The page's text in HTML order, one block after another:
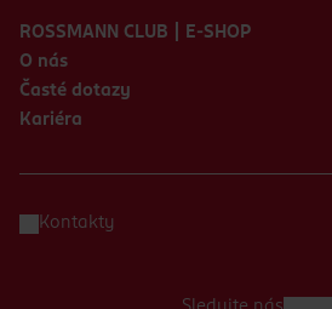
ROSSMANN CLUB | E-SHOP
O nás
Časté dotazy
Kariéra
Kontakty